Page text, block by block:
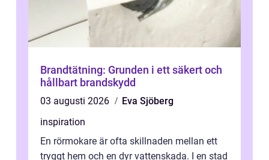
Brandtätning: Grunden i ett säkert och
hållbart brandskydd
03 augusti 2026
Eva Sjöberg
inspiration
En rörmokare är ofta skillnaden mellan ett
tryggt hem och en dyr vattenskada. I en stad